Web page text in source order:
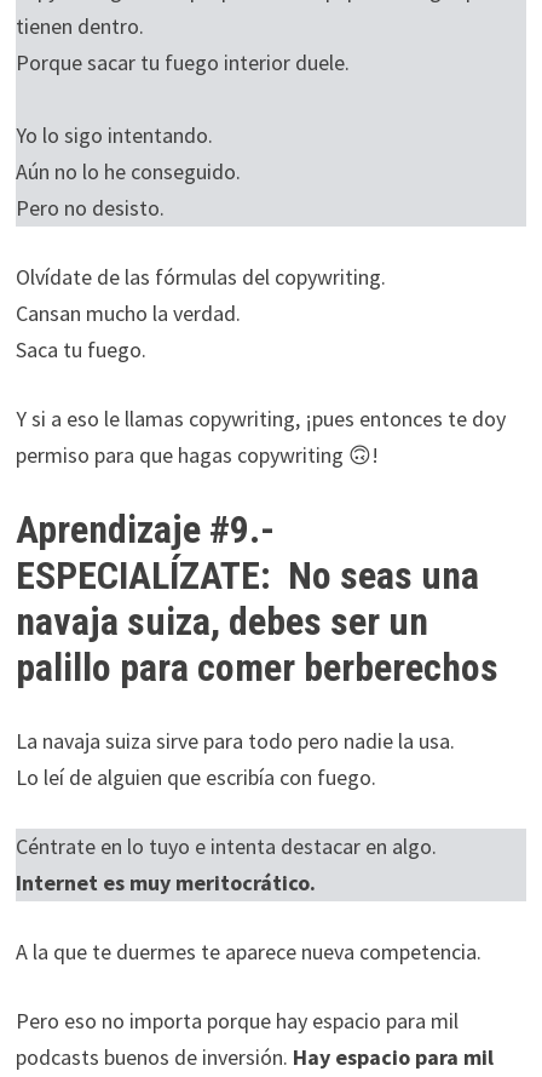
tienen dentro.
Porque sacar tu fuego interior duele.
Yo lo sigo intentando.
Aún no lo he conseguido.
Pero no desisto.
Olvídate de las fórmulas del copywriting.
Cansan mucho la verdad.
Saca tu fuego.
Y si a eso le llamas copywriting, ¡pues entonces te doy
permiso para que hagas copywriting 🙃!
Aprendizaje #9.-
ESPECIALÍZATE: No seas una
navaja suiza, debes ser un
palillo para comer berberechos
La navaja suiza sirve para todo pero nadie la usa.
Lo leí de alguien que escribía con fuego.
Céntrate en lo tuyo e intenta destacar en algo.
Internet es muy meritocrático.
A la que te duermes te aparece nueva competencia.
Pero eso no importa porque hay espacio para mil
podcasts buenos de inversión. Hay espacio para mil